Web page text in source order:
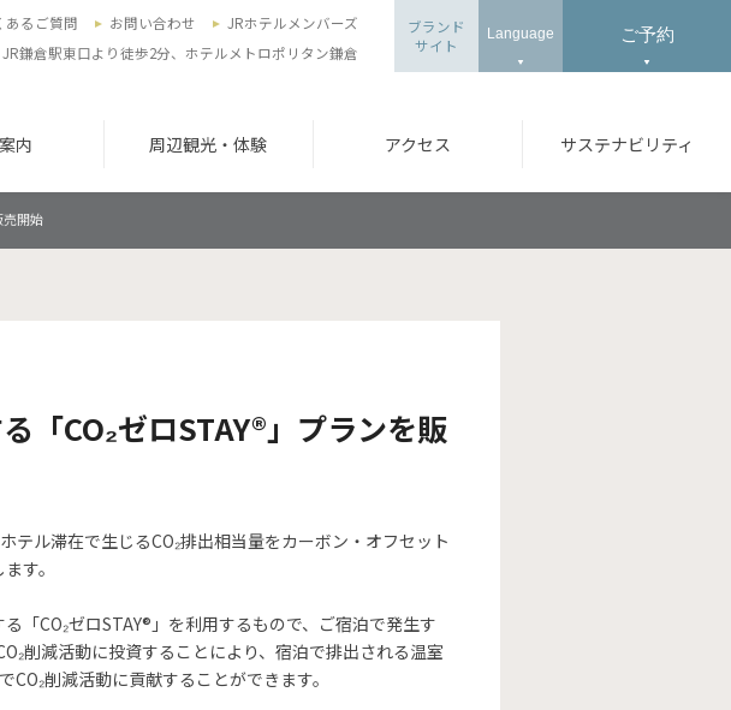
内 周辺観光・体験 アクセス サステナビリティ
あるご質問 お問い合わせ
JRホテルメンバーズ
JR鎌倉駅東口より徒歩2分、ホテルメトロポリタン鎌倉
ブランド
サイト
Language ご予約
売開始
「CO₂ゼロSTAY®」プランを販
ル滞在で生じるCO₂排出相当量をカーボン・オフセット
す。
「CO₂ゼロSTAY®」を利用するもので、ご宿泊で発生す
削減活動に投資することにより、宿泊で排出される温室
削減活動に貢献することができます。